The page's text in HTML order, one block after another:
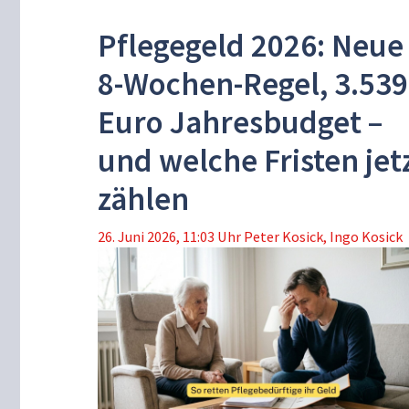
Pflegegeld 2026: Neue
8-Wochen-Regel, 3.539
Euro Jahresbudget –
und welche Fristen
zählen
26. Juni 2026, 11:03 Uhr Peter Kosick, Ingo Kosick